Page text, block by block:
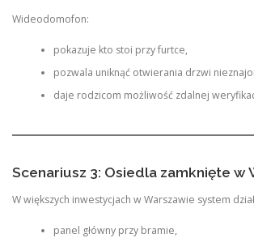
Wideodomofon:
pokazuje kto stoi przy furtce,
pozwala uniknąć otwierania drzwi
daje rodzicom możliwość zdalnej
Scenariusz 3: Osiedla zamknięte w
W większych inwestycjach w Warszawie system
panel główny przy bramie,